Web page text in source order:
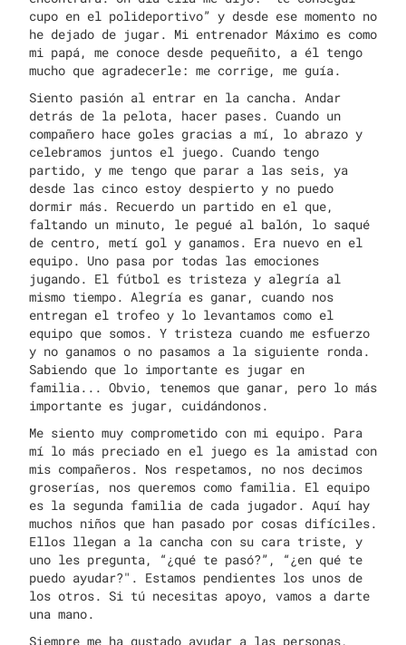
cupo en el polideportivo” y desde ese momento no
he dejado de jugar. Mi entrenador Máximo es como
mi papá, me conoce desde pequeñito, a él tengo
mucho que agradecerle: me corrige, me guía.
Siento pasión al entrar en la cancha. Andar
detrás de la pelota, hacer pases. Cuando un
compañero hace goles gracias a mí, lo abrazo y
celebramos juntos el juego. Cuando tengo
partido, y me tengo que parar a las seis, ya
desde las cinco estoy despierto y no puedo
dormir más. Recuerdo un partido en el que,
faltando un minuto, le pegué al balón, lo saqué
de centro, metí gol y ganamos. Era nuevo en el
equipo. Uno pasa por todas las emociones
jugando. El fútbol es tristeza y alegría al
mismo tiempo. Alegría es ganar, cuando nos
entregan el trofeo y lo levantamos como el
equipo que somos. Y tristeza cuando me esfuerzo
y no ganamos o no pasamos a la siguiente ronda.
Sabiendo que lo importante es jugar en
familia... Obvio, tenemos que ganar, pero lo más
importante es jugar, cuidándonos.
Me siento muy comprometido con mi equipo. Para
mí lo más preciado en el juego es la amistad con
mis compañeros. Nos respetamos, no nos decimos
groserías, nos queremos como familia. El equipo
es la segunda familia de cada jugador. Aquí hay
muchos niños que han pasado por cosas difíciles.
Ellos llegan a la cancha con su cara triste, y
uno les pregunta, “¿qué te pasó?”, “¿en qué te
puedo ayudar?". Estamos pendientes los unos de
los otros. Si tú necesitas apoyo, vamos a darte
una mano.
Siempre me ha gustado ayudar a las personas,